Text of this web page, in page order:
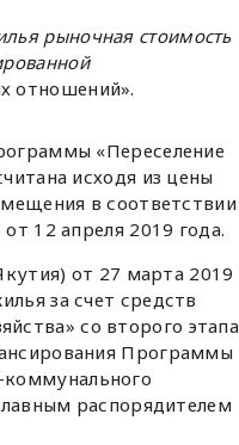
рыночная стоимость
отношений».
«Переселение
исходя из цены
в соответствии
12 апреля 2019 года.
от 27 марта 2019
за счет средств
со второго этапа
Программы
распорядителем